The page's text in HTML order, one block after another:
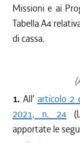
Missioni e ai
Tabella A4
di cassa.
1. All' articolo 2
2021, n. 24
apportate le